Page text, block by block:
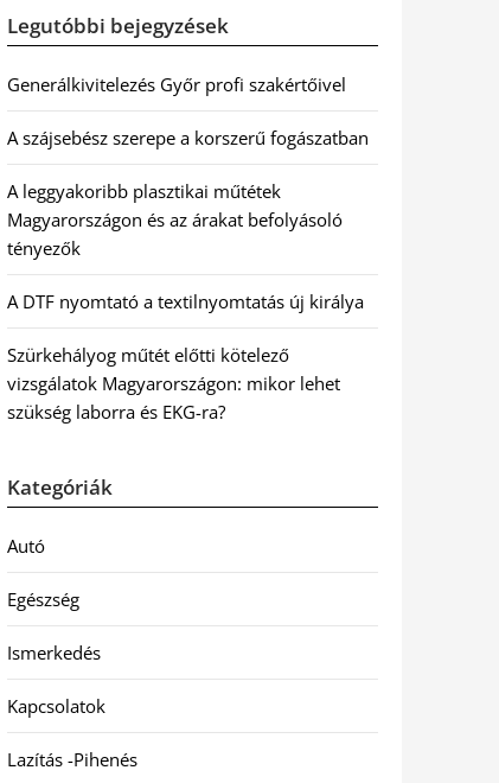
Legutóbbi bejegyzések
Generálkivitelezés Győr profi szakértőivel
A szájsebész szerepe a korszerű fogászatban
A leggyakoribb plasztikai műtétek
Magyarországon és az árakat befolyásoló
tényezők
A DTF nyomtató a textilnyomtatás új királya
Szürkehályog műtét előtti kötelező
vizsgálatok Magyarországon: mikor lehet
szükség laborra és EKG-ra?
Kategóriák
Autó
Egészség
Ismerkedés
Kapcsolatok
Lazítás -Pihenés